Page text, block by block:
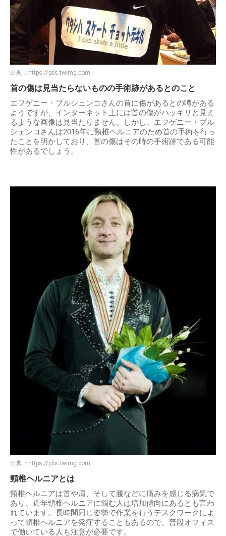
出典： https://pbs.twimg.com
首の傷は見当たらないものの手術跡があるとのこと
エフゲニー・プルシェンコさんの首に傷があるとの噂がある
ようですが、インターネット上には首の傷がハッキリと見え
るような画像は見当たりません。しかし、エフゲニー・プル
シェンコさんは2016年に頸椎ヘルニアのため首の手術を行っ
たことを明かしており、首の傷はその時の手術跡である可能
性があるでしょう。
出典： https://pbs.twimg.com
頸椎ヘルニアとは
頸椎ヘルニアは首や肩、そして腰などに痛みを感じる病気で
あり、近年頸椎ヘルニアに悩む人は増加傾向にあるとも言わ
れています。長時間同じ姿勢で作業を行うデスクワークによ
って頸椎ヘルニアを発症することもあるので、普段オフィス
で働いている人も注意が必要です。